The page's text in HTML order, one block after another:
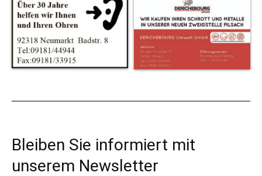
Bleiben Sie informiert mit
unserem Newsletter